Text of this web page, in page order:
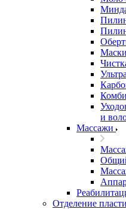
и
Массажи
Отделение